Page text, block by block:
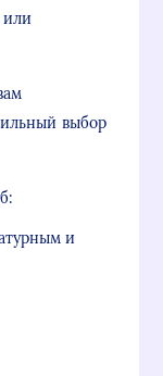
или
выбор
и